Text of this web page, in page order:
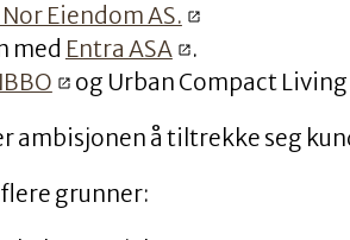
Eiendom AS.
med Entra ASA
.
og Urban Compact Living
ambisjonen å tiltrekke seg
grunner: